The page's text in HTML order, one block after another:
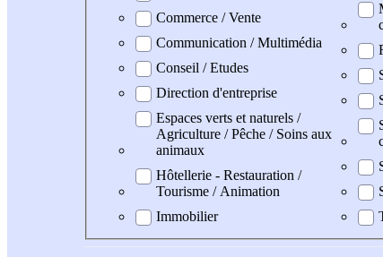
Commerce / Vente
Communication / Multimédia
Conseil / Etudes
Direction d'entreprise
Espaces verts et naturels /
Agriculture / Pêche / Soins aux
animaux
Hôtellerie - Restauration /
Tourisme / Animation
Immobilier